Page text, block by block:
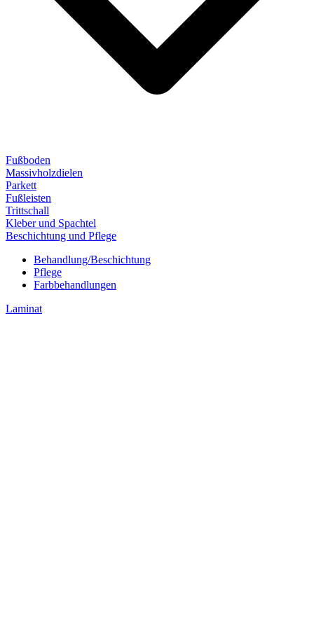
Fußboden
Massivholzdielen
Parkett
Fußleisten
Trittschall
Kleber und Spachtel
Beschichtung und Pflege
Behandlung/Beschichtung
Pflege
Farbbehandlungen
Laminat